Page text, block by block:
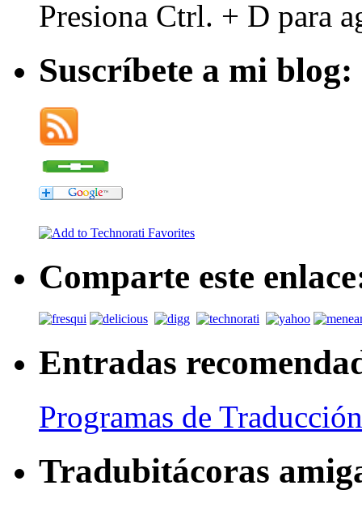
Presiona Ctrl. + D para
Suscríbete a mi blog:
Comparte este
Entradas
Programas de
Tradubitácoras